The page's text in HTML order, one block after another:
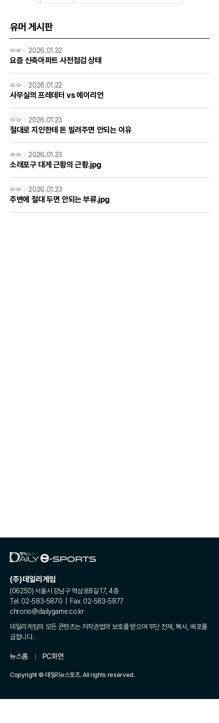
유머 게시판
ㅇㅇ 2026.01.22
요즘 신축아파트 사전점검 상태
ㅇㅇ 2026.01.22
사무실의 프레데터 vs 에이리언
ㅇㅇ 2026.01.23
절대로 지인한테 돈 빌려주면 안되는 이유
ㅇㅇ 2026.01.23
소래포구 대게 근황의 근황.jpg
ㅇㅇ 2026.01.23
주변에 절대 두면 안되는 부류.jpg
(주)데일리게임
(06250) 서울시 강남구 역삼로8길 17, 4층
Tel. 02-583-5870 | Fax. 02-583-5877
chrono@dailygame.co.kr
데일리게임의 모든 콘텐츠는 저작권법의 보호를 받으며 무단 전재, 복사, 배포를
금합니다.
뉴스홈 PC화면
Copyright © 데일리e스포츠. All rights reserved.